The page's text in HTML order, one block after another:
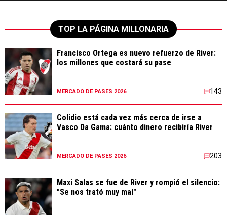
TOP LA PÁGINA MILLONARIA
Francisco Ortega es nuevo refuerzo de River:
los millones que costará su pase
MERCADO DE PASES 2026 143
Colidio está cada vez más cerca de irse a
Vasco Da Gama: cuánto dinero recibiría River
MERCADO DE PASES 2026 203
Maxi Salas se fue de River y rompió el silencio:
"Se nos trató muy mal"